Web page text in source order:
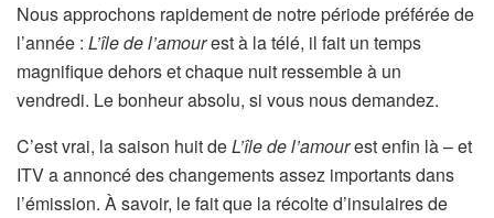
Nous approchons rapidement de notre période préférée de
l’année : L’île de l’amourest à la télé, il fait un temps
magnifique dehors et chaque nuit ressemble à un
vendredi. Le bonheur absolu, si vous nous demandez.
C’est vrai, la saison huit deL’île de l’amourest enfin là – et
ITV a annoncé des changements assez importants dans
l’émission. À savoir, le fait que la récolte d’insulaires de